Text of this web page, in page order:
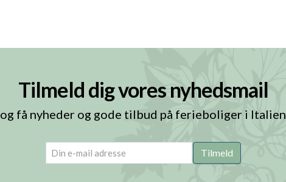
Tilmeld dig vores nyhedsmail
og få nyheder og gode tilbud på ferieboliger i Italien
(Påkrævet)